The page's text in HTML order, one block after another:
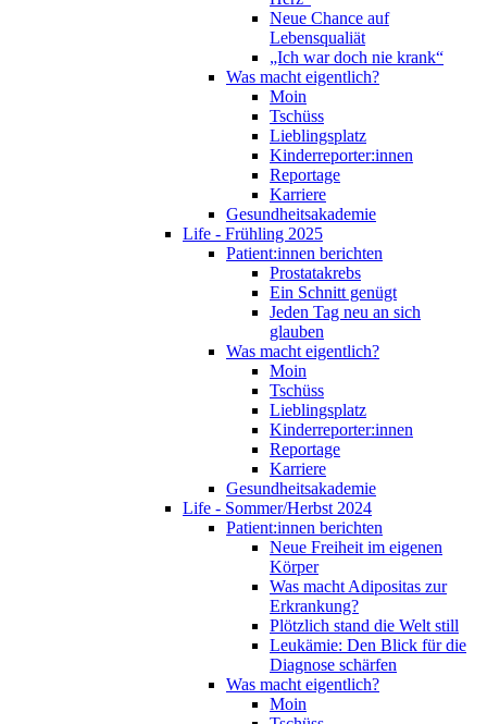
Neue Chance auf
Lebensqualiät
„Ich war doch nie krank“
Was macht eigentlich?
Moin
Tschüss
Lieblingsplatz
Kinderreporter:innen
Reportage
Karriere
Gesundheitsakademie
Life - Frühling 2025
Patient:innen berichten
Prostatakrebs
Ein Schnitt genügt
Jeden Tag neu an sich
glauben
Was macht eigentlich?
Moin
Tschüss
Lieblingsplatz
Kinderreporter:innen
Reportage
Karriere
Gesundheitsakademie
Life - Sommer/Herbst 2024
Patient:innen berichten
Neue Freiheit im eigenen
Körper
Was macht Adipositas zur
Erkrankung?
Plötzlich stand die Welt still
Leukämie: Den Blick für die
Diagnose schärfen
Was macht eigentlich?
Moin